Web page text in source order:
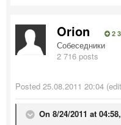
Orion 2
Собеседники
2 716 posts
Posted 25.08.2011 20:04
On 8/24/2011 at